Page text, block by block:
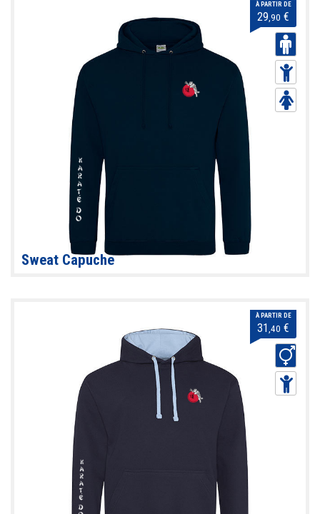
À PARTIR DE
29 ,90 €
Sweat Capuche
À PARTIR DE
31 ,40 €